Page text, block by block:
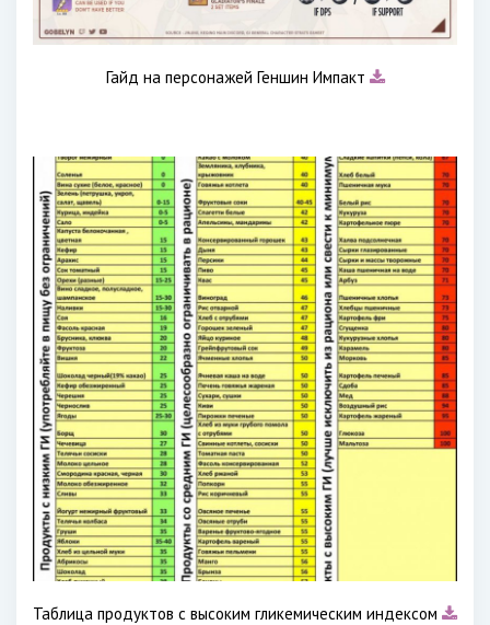
Гайд на персонажей Геншин Импакт
Таблица продуктов с высоким гликемическим индексом